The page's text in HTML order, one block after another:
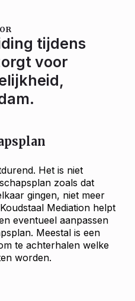
tijdens
voor
Het is niet
zoals dat
gingen, niet meer
Mediation helpt
eventueel aanpassen
Meestal is een
te achterhalen welke
worden.